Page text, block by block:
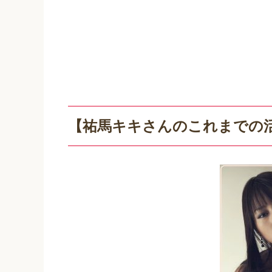
【祐馬キキさんのこれまでの